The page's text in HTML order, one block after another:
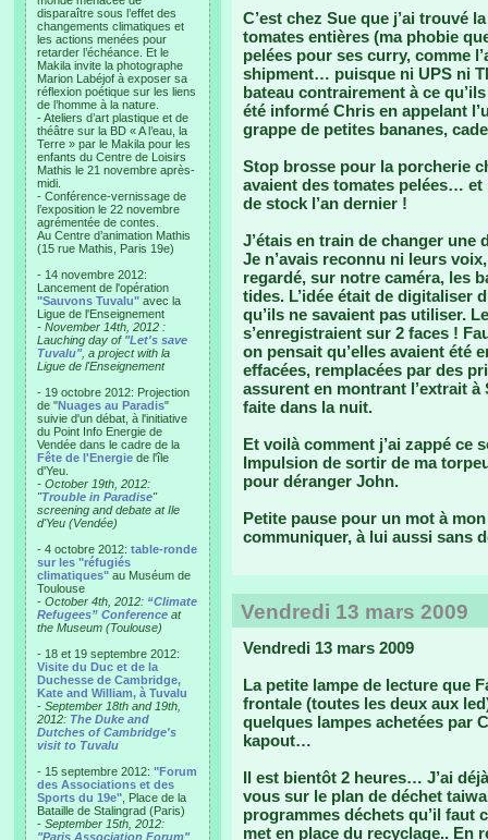
disparaître sous l’effet des
changements climatiques et
les actions menées pour
retarder l’échéance. Et le
Makila invite la photographe
Marion Labéjof à exposer sa
réflexion poétique sur les liens
de l’homme à la nature.
- Ateliers d’art plastique et de
théâtre sur la BD « A l’eau, la
Terre » par le Makila pour les
enfants du Centre de Loisirs
Mathis le 21 novembre après-
midi.
- Conférence-vernissage de
l’exposition le 22 novembre
agrémentée de contes.
Au Centre d’animation Mathis
(15 rue Mathis, Paris 19e)
- 14 novembre 2012:
Lancement de l'opération
"Sauvons Tuvalu" avec la
Ligue de l'Enseignement
- November 14th, 2012 :
Lauching day of "Let's save
Tuvalu", a project with la
Ligue de l'Enseignement
- 19 octobre 2012: Projection
de "Nuages au Paradis"
suivie d'un débat, à l'initiative
du Point Info Energie de
Vendée dans le cadre de la
Fête de l'Energie de l'île
d'Yeu.
- October 19th, 2012:
"Trouble in Paradise"
screening and debate at Ile
d'Yeu (Vendée)
- 4 octobre 2012: table-ronde
sur les "réfugiés
climatiques" au Muséum de
Toulouse
- October 4th, 2012: “Climate
Refugees” Conference at
the Museum (Toulouse)
- 18 et 19 septembre 2012:
Visite du Duc et de la
Duchesse de Cambridge,
Kate and William, à Tuvalu
- September 18th and 19th,
2012: The Duke and
Dutches of Cambridge's
visit to Tuvalu
- 15 septembre 2012: "Forum
des Associations et des
Sports du 19e" , Place de la
Bataille de Stalingrad (Paris)
- September 15th, 2012:
"Paris Association Forum"
C’est chez Sue que j’ai trouvé
tomates entières (ma phobie
pelées pour ses curry, comme
shipment… puisque ni UPS ni
bateau contrairement à ce
été informé Chris en appelant
grappe de petites bananes,
Stop brosse pour la porcherie
avaient des tomates pelées… et
de stock l’an dernier !
J’étais en train de changer
Je n’avais reconnu ni leurs
regardé, sur notre caméra, les
tides. L’idée était de digitaliser
qu’ils ne savaient pas utiliser.
s’enregistraient sur 2 faces !
on pensait qu’elles avaient été
effacées, remplacées par des
assurent en montrant l’extrait
faite dans la nuit.
Et voilà comment j’ai zappé ce
Impulsion de sortir de ma
pour déranger John.
Petite pause pour un mot à
communiquer, à lui aussi sans
Vendredi 13 mars 2009
Vendredi 13 mars 2009
La petite lampe de lecture que
frontale (toutes les deux aux
quelques lampes achetées par
kapout…
Il est bientôt 2 heures… J’ai
vous sur le plan de déchet
programmes déchets qu’il
met en place du recyclage.. En